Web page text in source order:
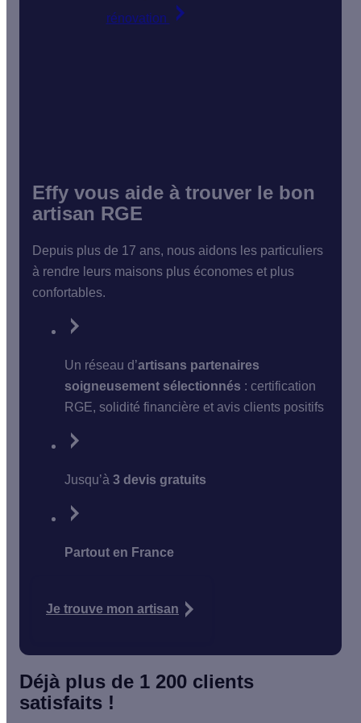
rénovation
Effy vous aide à trouver le bon
artisan RGE
Depuis plus de 17 ans, nous aidons les particuliers
à rendre leurs maisons plus économes et plus
confortables.
Un réseau d’artisans partenaires
soigneusement sélectionnés : certification
RGE, solidité financière et avis clients positifs
Jusqu’à 3 devis gratuits
Partout en France
Je trouve mon artisan
Déjà plus de 1 200 clients
satisfaits !